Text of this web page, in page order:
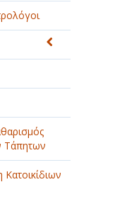
Τάπητων